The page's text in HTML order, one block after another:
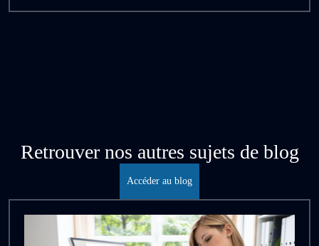
Retrouver nos autres sujets de blog
Accéder au blog